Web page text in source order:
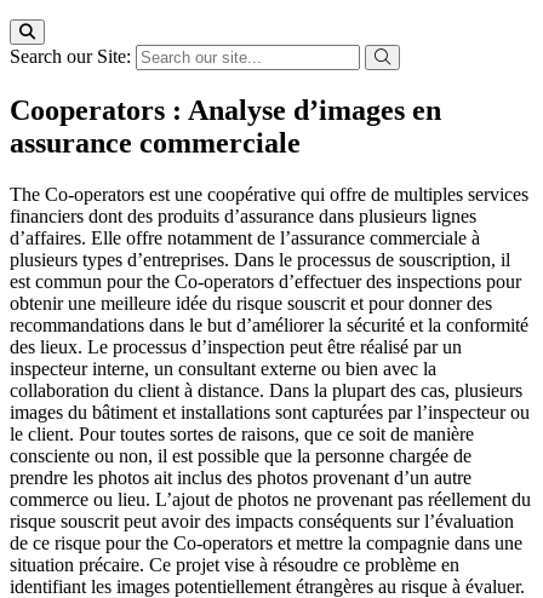
Search our Site:
Cooperators : Analyse d’images en
assurance commerciale
The Co-operators est une coopérative qui offre de multiples services
financiers dont des produits d’assurance dans plusieurs lignes
d’affaires. Elle offre notamment de l’assurance commerciale à
plusieurs types d’entreprises. Dans le processus de souscription, il
est commun pour the Co-operators d’effectuer des inspections pour
obtenir une meilleure idée du risque souscrit et pour donner des
recommandations dans le but d’améliorer la sécurité et la conformité
des lieux. Le processus d’inspection peut être réalisé par un
inspecteur interne, un consultant externe ou bien avec la
collaboration du client à distance. Dans la plupart des cas, plusieurs
images du bâtiment et installations sont capturées par l’inspecteur ou
le client. Pour toutes sortes de raisons, que ce soit de manière
consciente ou non, il est possible que la personne chargée de
prendre les photos ait inclus des photos provenant d’un autre
commerce ou lieu. L’ajout de photos ne provenant pas réellement du
risque souscrit peut avoir des impacts conséquents sur l’évaluation
de ce risque pour the Co-operators et mettre la compagnie dans une
situation précaire. Ce projet vise à résoudre ce problème en
identifiant les images potentiellement étrangères au risque à évaluer.